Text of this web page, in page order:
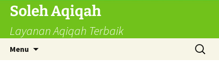
Skip
content
Soleh Aqiqah
Layanan Aqiqah Terbaik
Menu
Search
for: